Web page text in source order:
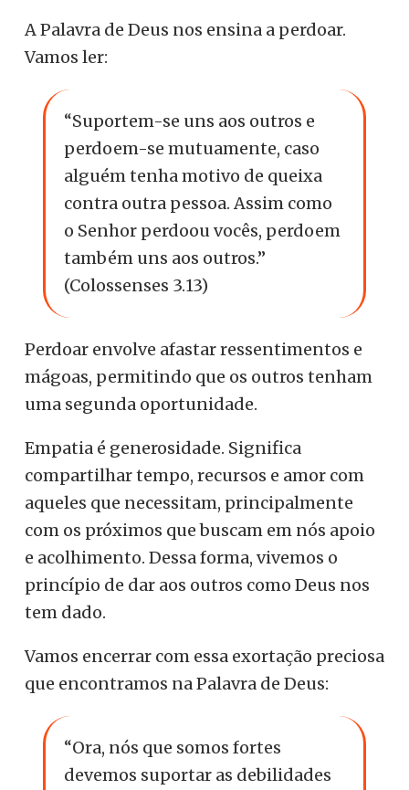
A Palavra de Deus nos ensina a perdoar.
Vamos ler:
“Suportem-se uns aos outros e
perdoem-se mutuamente, caso
alguém tenha motivo de queixa
contra outra pessoa. Assim como
o Senhor perdoou vocês, perdoem
também uns aos outros.”
(Colossenses 3.13)
Perdoar envolve afastar ressentimentos e
mágoas, permitindo que os outros tenham
uma segunda oportunidade.
Empatia é generosidade. Significa
compartilhar tempo, recursos e amor com
aqueles que necessitam, principalmente
com os próximos que buscam em nós apoio
e acolhimento. Dessa forma, vivemos o
princípio de dar aos outros como Deus nos
tem dado.
Vamos encerrar com essa exortação preciosa
que encontramos na Palavra de Deus:
“Ora, nós que somos fortes
devemos suportar as debilidades